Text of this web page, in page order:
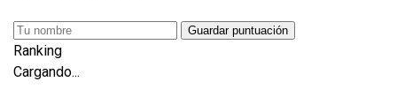
Guardar puntuación
Ranking
Cargando...